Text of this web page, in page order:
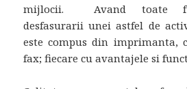
mijlocii. Avand toate
desfasurarii unei astfel de
este compus din imprimanta,
fax; fiecare cu avantajele si